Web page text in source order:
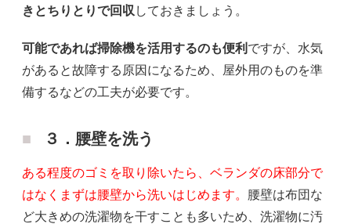
きとちりとりで回収 しておきましょう。
可能であれば掃除機を活用するのも便利 ですが、水気
があると故障する原因になるため、屋外用のものを準
備するなどの工夫が必要です。
３．腰壁を洗う
ある程度のゴミを取り除いたら、ベランダの床部分で
はなくまずは腰壁から洗いはじめます。 腰壁は布団な
ど大きめの洗濯物を干すことも多いため、洗濯物に汚